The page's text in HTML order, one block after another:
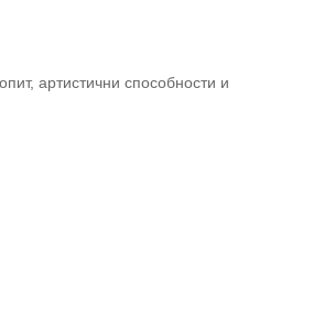
артистични способности и